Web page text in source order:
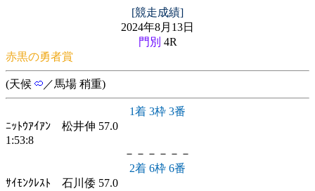
[競走成績]
2024年8月13日
門別 4R
赤黒の勇者賞
(天候 ／馬場 稍重)
1着 3枠 3番
ﾆｯﾄｳｱｲｱﾝ 松井伸 57.0
1:53:8
－－－－－－
2着 6枠 6番
ｻｲﾓﾝｸﾚｽﾄ 石川倭 57.0